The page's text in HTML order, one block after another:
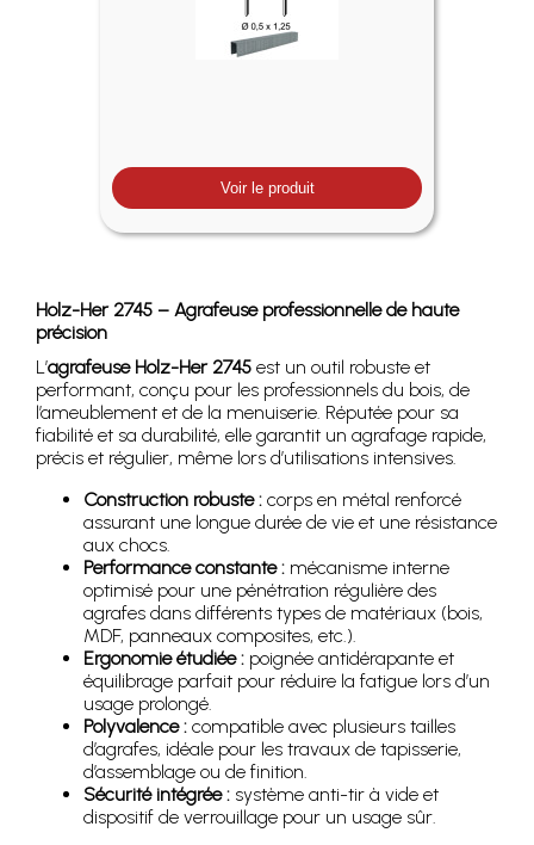
Voir le produit
Holz-Her 2745 – Agrafeuse professionnelle de haute
précision
L’agrafeuse Holz-Her 2745 est un outil robuste et
performant, conçu pour les professionnels du bois, de
l’ameublement et de la menuiserie. Réputée pour sa
fiabilité et sa durabilité, elle garantit un agrafage rapide,
précis et régulier, même lors d’utilisations intensives.
Construction robuste : corps en métal renforcé
assurant une longue durée de vie et une résistance
aux chocs.
Performance constante : mécanisme interne
optimisé pour une pénétration régulière des
agrafes dans différents types de matériaux (bois,
MDF, panneaux composites, etc.).
Ergonomie étudiée : poignée antidérapante et
équilibrage parfait pour réduire la fatigue lors d’un
usage prolongé.
Polyvalence : compatible avec plusieurs tailles
d’agrafes, idéale pour les travaux de tapisserie,
d’assemblage ou de finition.
Sécurité intégrée : système anti-tir à vide et
dispositif de verrouillage pour un usage sûr.